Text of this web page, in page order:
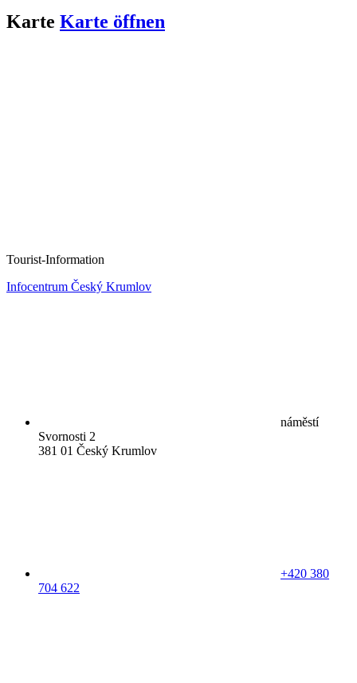
Karte Karte öffnen
Tourist-Information
Infocentrum Český Krumlov
náměstí
Svornosti 2
381 01 Český Krumlov
+420 380
704 622